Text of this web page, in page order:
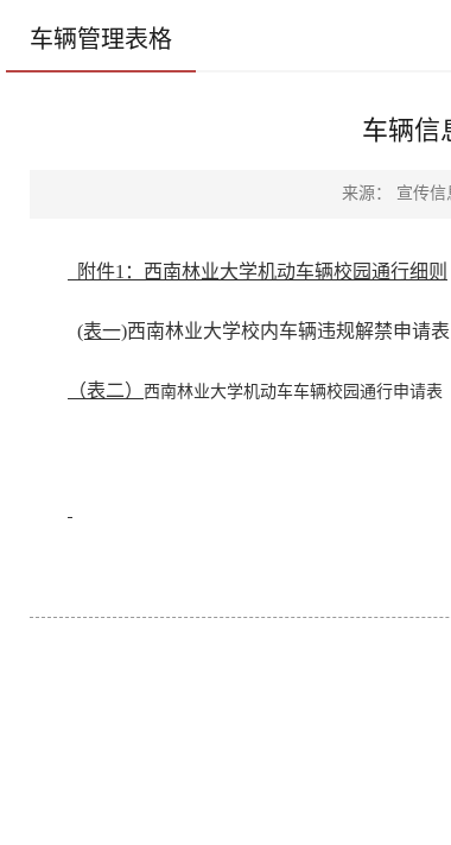
车辆管理表格
车辆信
来源： 宣传信
附件1：西南林业大学机动车辆校园通行细则
(表一)西南林业大学校内车辆违规解禁申请表
（表二） 西南林业大学机动车车辆校园通行申请表